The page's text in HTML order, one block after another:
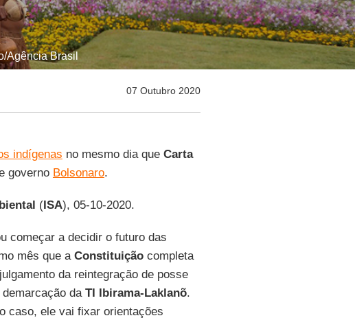
Agência Brasil
07 Outubro 2020
indígenas no mesmo dia que Carta
governo Bolsonaro.
(ISA), 05-10-2020.
começar a decidir o futuro das
mês que a Constituiçãocompleta
da reintegração de posse
da TI Ibirama-Laklanõ.
caso, ele vai fixar orientações